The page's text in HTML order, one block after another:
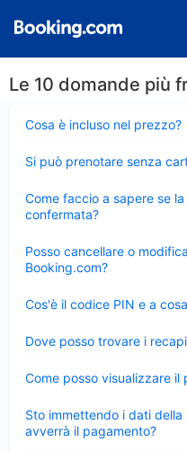
Le 10 domande più
Cosa è incluso nel prezzo?
chiuso
Si può prenotare senza
chiuso
Come faccio a sapere se
confermata?
chiuso
Posso cancellare o
Booking.com?
chiuso
Cos'è il codice PIN e a
chiuso
Dove posso trovare i
chiuso
Come posso visualizzare il
chiuso
Sto immettendo i dati
avverrà il pagamento?
chiuso